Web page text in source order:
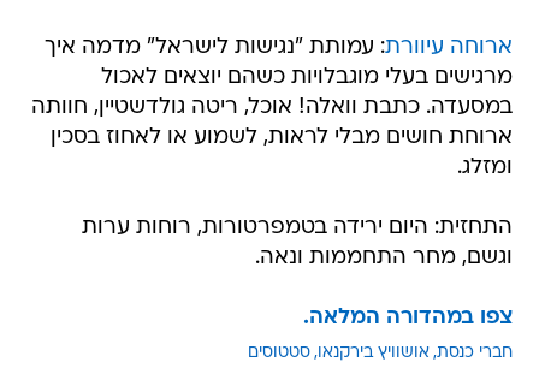
ארוחה עיוורת: עמותת "נגישות לישראל" מדמה איך
מרגישים בעלי מוגבלויות כשהם יוצאים לאכול
במסעדה. כתבת וואלה! אוכל, ריטה גולדשטיין, חוותה
ארוחת חושים מבלי לראות, לשמוע או לאחוז בסכין
ומזלג.
התחזית: היום ירידה בטמפרטורות, רוחות ערות
וגשם, מחר התחממות ונאה.
צפו במהדורה המלאה.
חברי כנסת אושוויץ בירקנאו סטטוסים